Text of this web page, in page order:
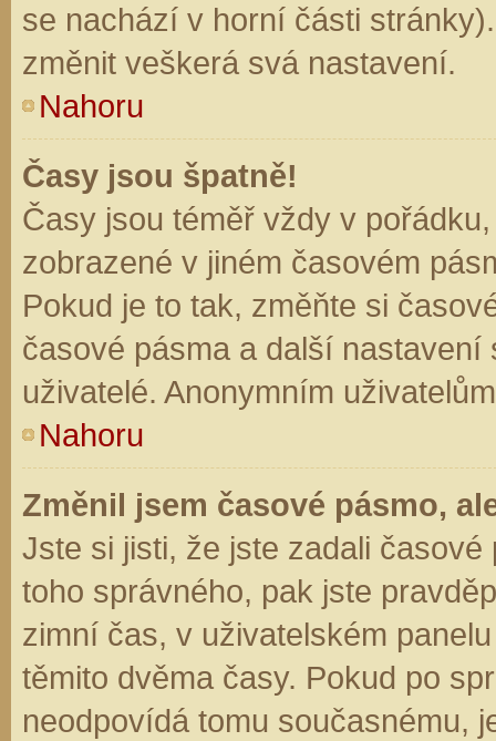
se nachází v horní části
změnit veškerá svá nastavení.
Nahoru
Časy jsou špatně!
Časy jsou téměř vždy v
zobrazené v jiném časovém
Pokud je to tak, změňte si
časové pásma a další
uživatelé. Anonymním
Nahoru
Změnil jsem časové pásmo,
Jste si jisti, že jste zadali
toho správného, pak jste
zimní čas, v uživatelském
těmito dvěma časy. Pokud po
neodpovídá tomu současnému,